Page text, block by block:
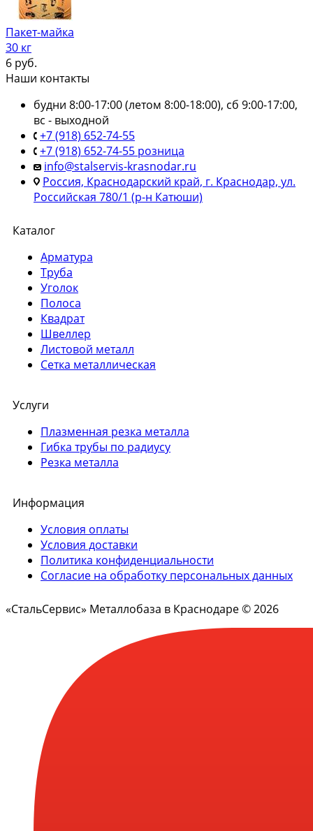
Пакет-майка
30 кг
6 руб.
Наши контакты
будни 8:00-17:00 (летом 8:00-18:00), сб 9:00-17:00,
вс - выходной
+7 (918) 652-74-55
+7 (918) 652-74-55 розница
info@stalservis-krasnodar.ru
Россия, Краснодарский край, г. Краснодар, ул.
Российская 780/1 (р-н Катюши)
Каталог
Арматура
Труба
Уголок
Полоса
Квадрат
Швеллер
Листовой металл
Сетка металлическая
Услуги
Плазменная резка металла
Гибка трубы по радиусу
Резка металла
Информация
Условия оплаты
Условия доставки
Политика конфиденциальности
Согласие на обработку персональных данных
«СтальСервис» Металлобаза в Краснодаре © 2026